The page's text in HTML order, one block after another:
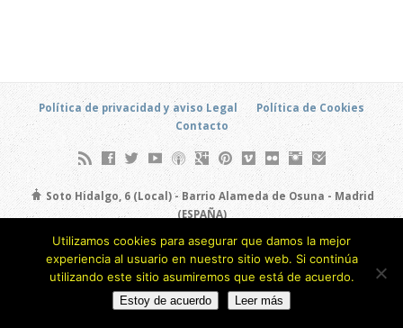
Política de privacidad y aviso Legal
Política de Cookies
Contacto
Soto Hidalgo, 6 (Local) - Barrio Alameda de Osuna - Madrid
(ESPAÑA)
Copyright © 2026
Utilizamos cookies para asegurar que damos la mejor
experiencia al usuario en nuestro sitio web. Si continúa
utilizando este sitio asumiremos que está de acuerdo.
Estoy de acuerdo Leer más